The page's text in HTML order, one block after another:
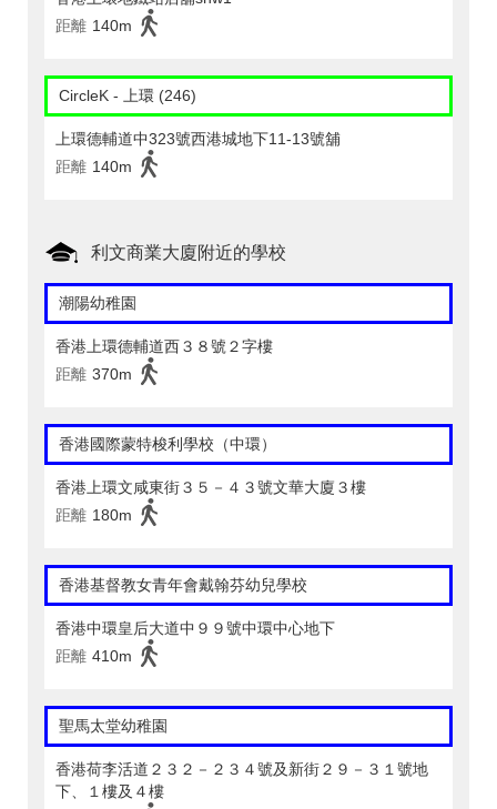
距離 140m
CircleK - 上環 (246)
上環德輔道中323號西港城地下11-13號舖
距離 140m
利文商業大廈附近的學校
潮陽幼稚園
香港上環德輔道西３８號２字樓
距離 370m
香港國際蒙特梭利學校（中環）
香港上環文咸東街３５－４３號文華大廈３樓
距離 180m
香港基督教女青年會戴翰芬幼兒學校
香港中環皇后大道中９９號中環中心地下
距離 410m
聖馬太堂幼稚園
香港荷李活道２３２－２３４號及新街２９－３１號地
下、１樓及４樓